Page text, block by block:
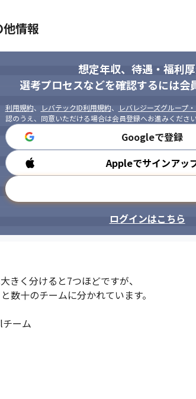
情報
想定年収、待遇・福利厚
選考プロセスなどを確認するには会
利用規約、 レバテックID利用規約、 レバレジーズグループ
認のうえ、同意いただける場合は会員登録へお進みください
Googleで登録
Appleでサインアッ
ログインはこちら
きく分けると7つほどですが、
数十のチームに分かれています。
チーム